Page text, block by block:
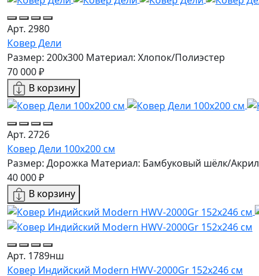
Арт. 2980
Ковер Дели
Размер: 200x300 Материал: Хлопок/Полиэстер
70 000 ₽
В корзину
Арт. 2726
Ковер Дели 100х200 см
Размер: Дорожка Материал: Бамбуковый шёлк/Акрил
40 000 ₽
В корзину
Арт. 1789нш
Ковер Индийский Modern HWV-2000Gr 152x246 см